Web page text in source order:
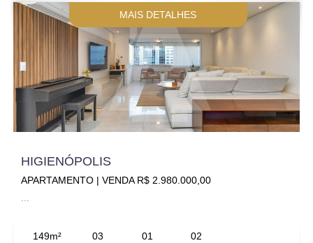
MAIS DETALHES
HIGIENÓPOLIS
APARTAMENTO | VENDA R$ 2.980.000,00
149m²
03
01
02